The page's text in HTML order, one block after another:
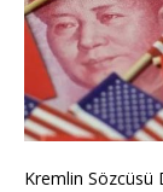
Kremlin Sözcüsü